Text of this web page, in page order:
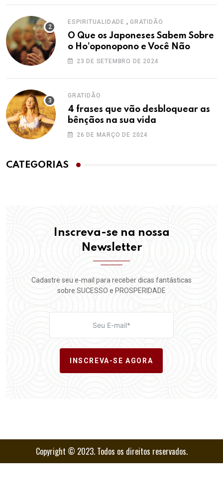
ESPIRITUALIDADE , GRATIDÃO
O Que os Japoneses Sabem Sobre
o Ho’oponopono e Você Não
23 DE SETEMBRO DE 2024
GRATIDÃO
4 frases que vão desbloquear as
bênçãos na sua vida
26 DE MARÇO DE 2024
CATEGORIAS
Inscreva-se na nossa
Newsletter
Cadastre seu e-mail para receber dicas fantásticas
sobre SUCESSO e PROSPERIDADE
INSCREVA-SE AGORA
Copyright © 2023. Todos os direitos reservados.